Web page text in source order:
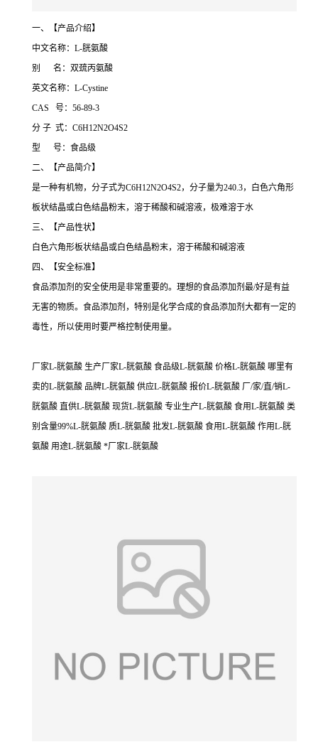
一、【产品介绍】
中文名称：L-胱氨酸
别 名：双巯丙氨酸
英文名称：L-Cystine
CAS 号：56-89-3
分 子 式：C6H12N2O4S2
型 号：食品级
二、【产品简介】
是一种有机物，分子式为C6H12N2O4S2，分子量为240.3，白色六角形
板状结晶或白色结晶粉末，溶于稀酸和碱溶液，极难溶于水
三、【产品性状】
白色六角形板状结晶或白色结晶粉末，溶于稀酸和碱溶液
四、【安全标准】
食品添加剂的安全使用是非常重要的。理想的食品添加剂最/好是有益
无害的物质。食品添加剂，特别是化学合成的食品添加剂大都有一定的
毒性，所以使用时要严格控制使用量。
厂家L-胱氨酸 生产厂家L-胱氨酸 食品级L-胱氨酸 价格L-胱氨酸 哪里有
卖的L-胱氨酸 品牌L-胱氨酸 供应L-胱氨酸 报价L-胱氨酸 厂/家/直/销L-
胱氨酸 直供L-胱氨酸 现货L-胱氨酸 专业生产L-胱氨酸 食用L-胱氨酸 类
别含量99%L-胱氨酸 质L-胱氨酸 批发L-胱氨酸 食用L-胱氨酸 作用L-胱
氨酸 用途L-胱氨酸 *厂家L-胱氨酸